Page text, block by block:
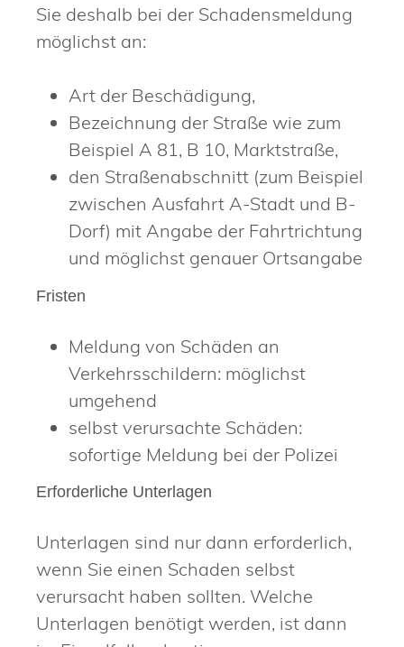
Sie deshalb bei der Schadensmeldung
möglichst an:
Art der Beschädigung,
Bezeichnung der Straße wie zum
Beispiel A 81, B 10, Marktstraße,
den Straßenabschnitt (zum Beispiel
zwischen Ausfahrt A-Stadt und B-
Dorf) mit Angabe der Fahrtrichtung
und möglichst genauer Ortsangabe
Fristen
Meldung von Schäden an
Verkehrsschildern: möglichst
umgehend
selbst verursachte Schäden:
sofortige Meldung bei der Polizei
Erforderliche Unterlagen
Unterlagen sind nur dann erforderlich,
wenn Sie einen Schaden selbst
verursacht haben sollten. Welche
Unterlagen benötigt werden, ist dann